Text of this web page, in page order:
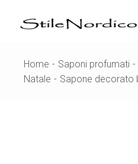
content
Home Saponi profumati
Natale
Sapone decorato